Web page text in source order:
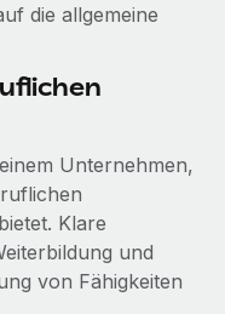
die allgemeine
Unternehmen,
Klare
und
von Fähigkeiten